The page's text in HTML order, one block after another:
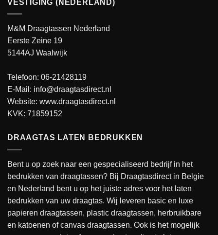
VESTIGING (NEDERLAND)
M&M Draagtassen Nederland
Eerste Zeine 19
5144AJ Waalwijk
Telefoon: 06-21428119
E-Mail: info@draagtasdirect.nl
Website: www.draagtasdirect.nl
KVK: 71859152
DRAAGTAS LATEN BEDRUKKEN
Bent u op zoek naar een gespecialiseerd bedrijf in het
bedrukken van draagtassen? Bij Draagtasdirect in Belgie
en Nederland bent u op het juiste adres voor het laten
bedrukken van uw draagtas. Wij leveren basic en luxe
papieren draagtassen, plastic draagtassen, herbruikbare
en katoenen of canvas draagtassen. Ook is het mogelijk